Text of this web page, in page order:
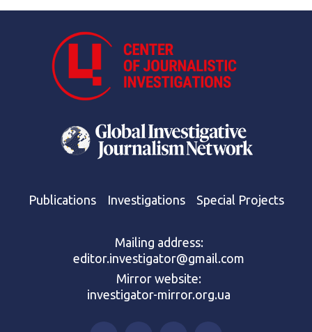
Publications Investigations Special Projects
Mailing address:
editor.investigator@gmail.com
Mirror website:
investigator-mirror.org.ua